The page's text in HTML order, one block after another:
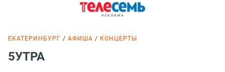
ЕКАТЕРИНБУРГ АФИША КОНЦЕРТЫ
5УТРА